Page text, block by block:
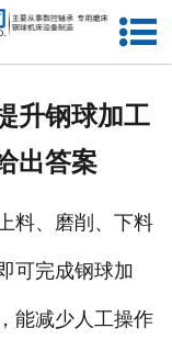
站首页
公司风采
升钢球加工
出答案
料、磨削、下料
可完成钢球加
能减少人工操作